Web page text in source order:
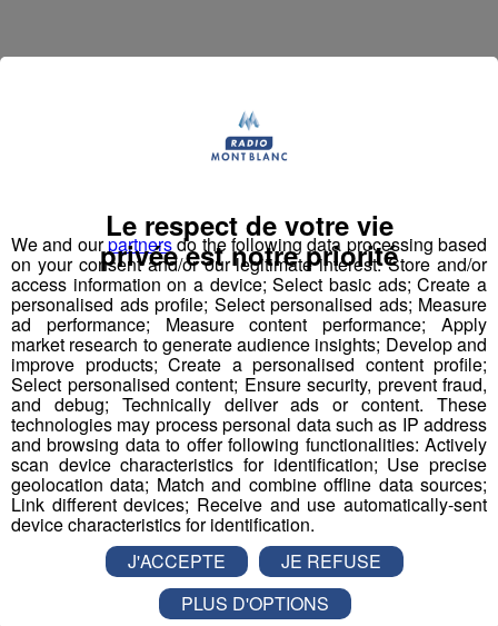
Face Cachée | Ophélie David, une
skieuse pétillante
Mont Blanc Live a rencontré Ophélie David pour
l'interview Face Cachée ! La championne du monde
de #skicross, Ophélie David, dévoile sa Face Cachée
du public à Mont Blanc Live ! Découvrez ce bout de
femme pétillante. Découvrez également le Face
Cachée de l'incroyable voltigeur Jean-Baptiste
Chandelier ou celui de Marie Bochet, skieuse
handisport
Le Magazine Outdoor Ski cross
We and ourpartnersdo the following data processing based
on your consent and/or our legitimate interest: Store and/or
access information on a device; Select basic ads; Create a
personalised ads profile; Select personalised ads; Measure
ad performance; Measure content performance; Apply
market research to generate audience insights; Develop and
improve products; Create a personalised content profile;
Select personalised content; Ensure security, prevent fraud,
and debug; Technically deliver ads or content. These
technologies may process personal data such as IP address
and browsing data to offer following functionalities: Actively
scan device characteristics for identification; Use precise
geolocation data; Match and combine offline data sources;
Link different devices; Receive and use automatically-sent
device characteristics for identification.
Le respect de votre vie
privée est notre priorité
J'ACCEPTE
JE REFUSE
PLUS D'OPTIONS